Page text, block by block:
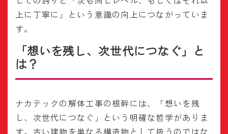
上に丁寧に」という意識の向上につながっていま
す。
「想いを残し、次世代につなぐ」と
は？
ナカテックの解体工事の根幹には、「想いを残
し、次世代につなぐ」という明確な哲学がありま
す。古い建物を単なる構造物として扱うのではな